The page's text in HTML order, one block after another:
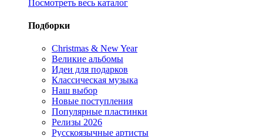
Посмотреть весь каталог
Подборки
Christmas & New Year
Великие альбомы
Идеи для подарков
Классическая музыка
Наш выбор
Новые поступления
Популярные пластинки
Релизы 2026
Русскоязычные артисты